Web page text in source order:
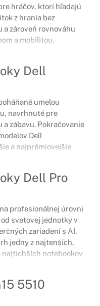
hráčov, ktorí hľadajú
z hrania bez
a zároveň rovnováhu
a mobilitou.
Dell
umelou
navrhnuté pre
zábavu. Pokračovanie
Dell
a najprémiovejšie
Dell Pro
profesionálnej úrovni
svetovej jednotky v
zariadení s AI.
jedny z najtenších,
najtichších notebookov
5510